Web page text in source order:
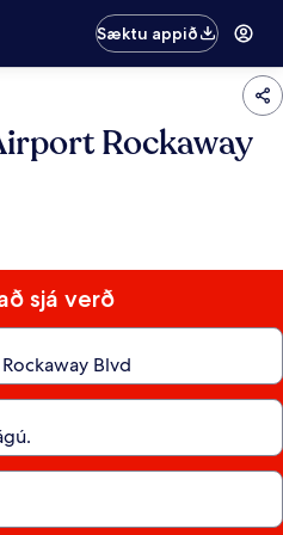
Sæktu appið
Rockaway
sjá verð